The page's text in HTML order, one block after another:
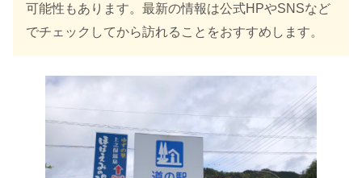
可能性もあります。最新の情報は公式HPやSNSなど
でチェックしてから訪れることをおすすめします。